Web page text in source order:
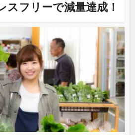
スフリーで減量達成！